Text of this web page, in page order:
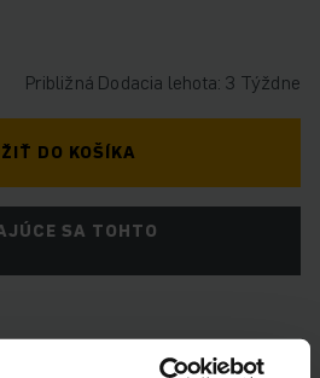
Približná Dodacia lehota: 3 Týždne
DO KOŠÍKA
SA TOHTO